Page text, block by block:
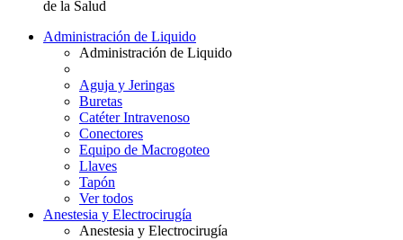
de la Salud
Administración de Liquido
Administración de Liquido
Aguja y Jeringas
Buretas
Catéter Intravenoso
Conectores
Equipo de Macrogoteo
Llaves
Tapón
Ver todos
Anestesia y Electrocirugía
Anestesia y Electrocirugía